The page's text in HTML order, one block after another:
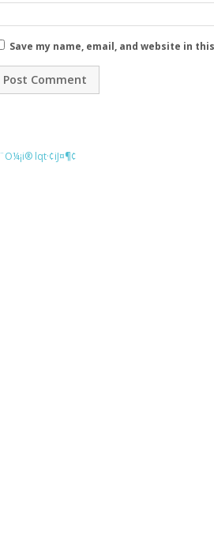
Save my name, email, and website in
¨O¼¡i® lqt·¢iJ¤¶¢